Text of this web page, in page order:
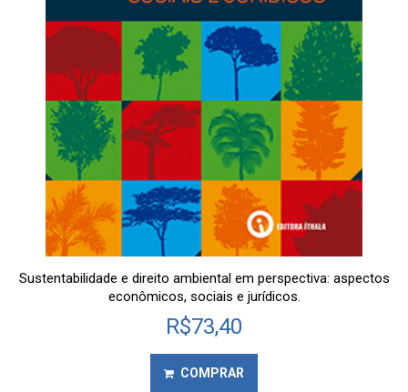
Sustentabilidade e direito ambiental em perspectiva: aspectos
econômicos, sociais e jurídicos.
R$73,40
COMPRAR